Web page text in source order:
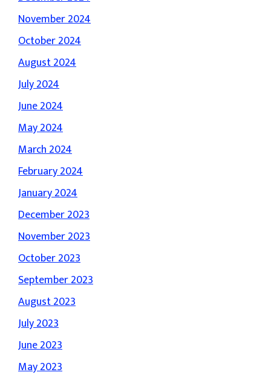
November 2024
October 2024
August 2024
July 2024
June 2024
May 2024
March 2024
February 2024
January 2024
December 2023
November 2023
October 2023
September 2023
August 2023
July 2023
June 2023
May 2023